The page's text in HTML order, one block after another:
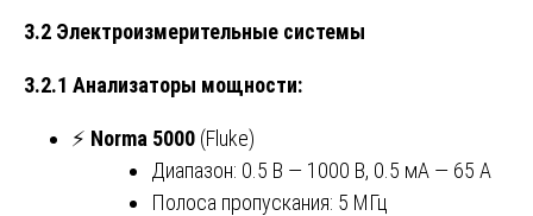
3.2 Электроизмерительные системы
3.2.1 Анализаторы мощности:
⚡ Norma 5000 (Fluke)
Диапазон: 0.5 В — 1000 В, 0.5 мА — 65 А
Полоса пропускания: 5 МГц